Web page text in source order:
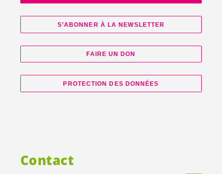
S’ABONNER À LA NEWSLETTER
FAIRE UN DON
PROTECTION DES DONNÉES
Contact